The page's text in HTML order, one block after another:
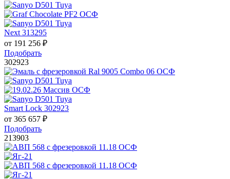
Next 313295
от 191 256 ₽
Подобрать
302923
Smart Lock 302923
от 365 657 ₽
Подобрать
213903